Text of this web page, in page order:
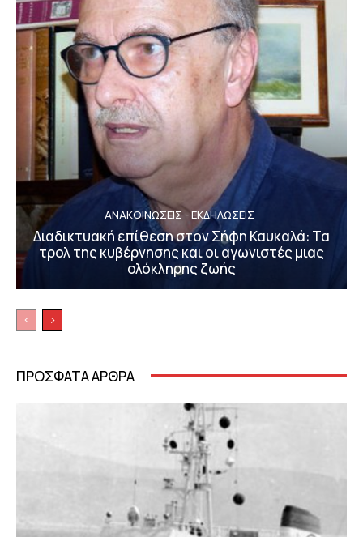
ΑΝΑΚΟΙΝΩΣΕΙΣ - ΕΚΔΗΛΩΣΕΙΣ
Διαδικτυακή επίθεση στον Σήφη Καυκαλά: Τα
τρολ της κυβέρνησης και οι αγωνιστές μιας
ολόκληρης ζωής
ΠΡΟΣΦΑΤΑ ΑΡΘΡΑ